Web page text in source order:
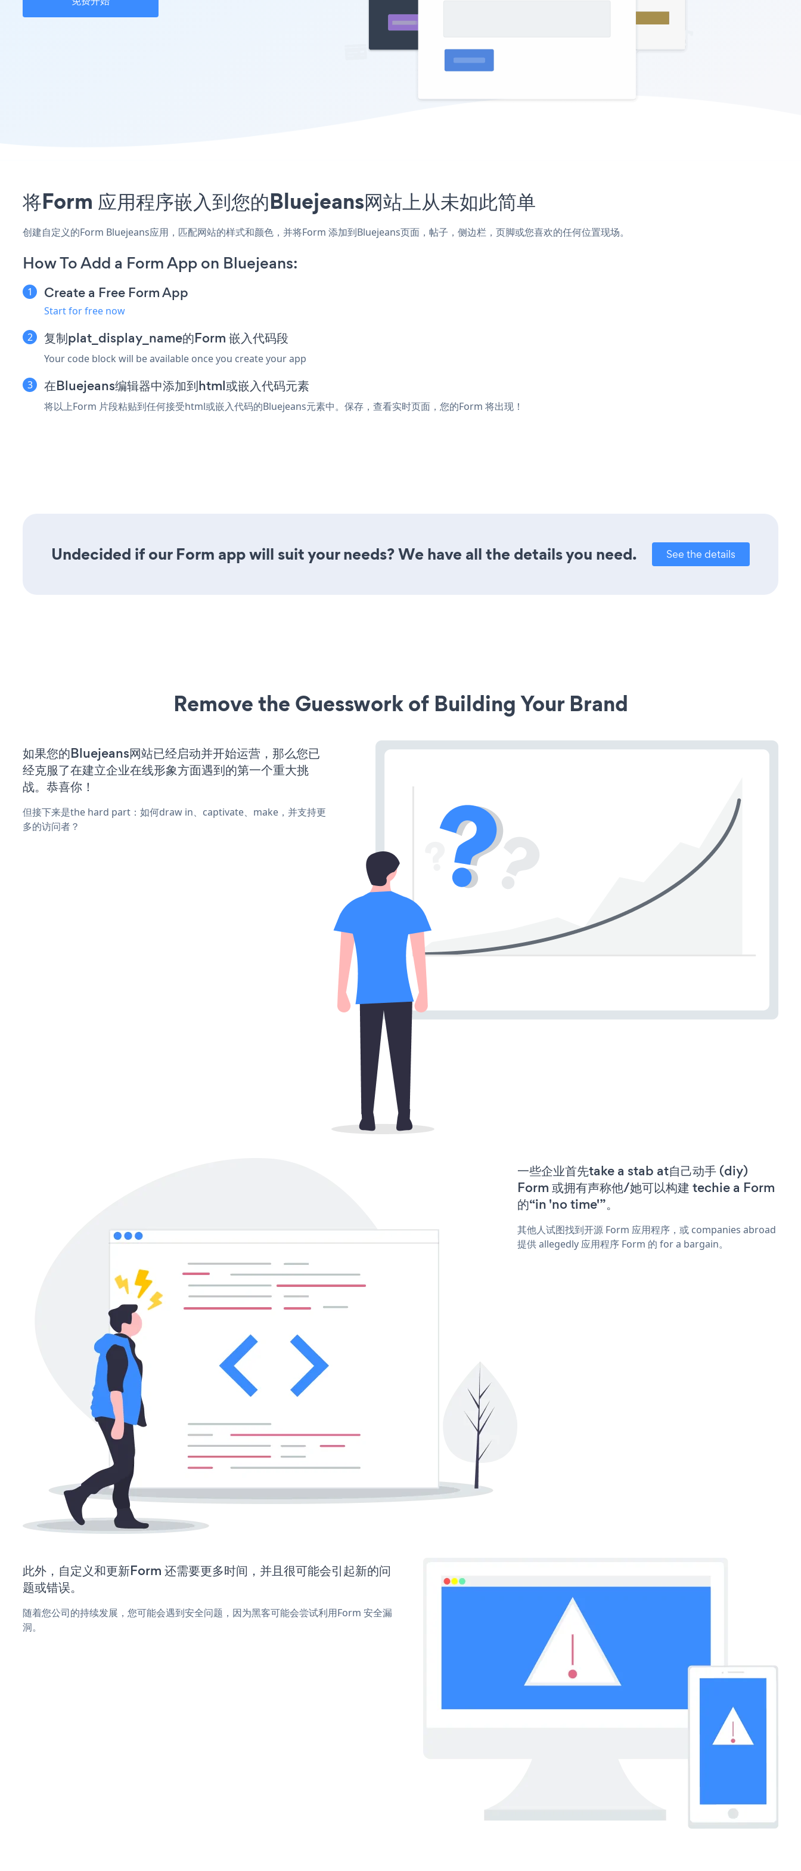
将Form 应用程序嵌入到您的Bluejeans网站上从未如此简单
创建自定义的Form Bluejeans应用，匹配网站的样式和颜色，并将Form 添加到Bluejeans页面，帖子，侧边栏，页脚或您喜欢的任何位置现场。
How To Add a Form App on Bluejeans:
Create a Free Form App
Start for free now
复制plat_display_name的Form 嵌入代码段
Your code block will be available once you create your app
在Bluejeans编辑器中添加到html或嵌入代码元素
将以上Form 片段粘贴到任何接受html或嵌入代码的Bluejeans元素中。保存，查看实时页面，您的Form 将出现！
Undecided if our Form app will suit your needs? We have all the details you need. See the details
Remove the Guesswork of Building Your Brand
如果您的Bluejeans网站已经启动并开始运营，那么您已
经克服了在建立企业在线形象方面遇到的第一个重大挑
战。恭喜你！
但接下来是the hard part：如何draw in、captivate、make，并支持更
多的访问者？
一些企业首先take a stab at自己动手 (diy)
Form 或拥有声称他/她可以构建 techie a Form
的“in 'no time'”。
其他人试图找到开源 Form 应用程序，或 companies abroad
提供 allegedly 应用程序 Form 的 for a bargain。
此外，自定义和更新Form 还需要更多时间，并且很可能会引起新的问
题或错误。
随着您公司的持续发展，您可能会遇到安全问题，因为黑客可能会尝试利用Form 安全漏
洞。